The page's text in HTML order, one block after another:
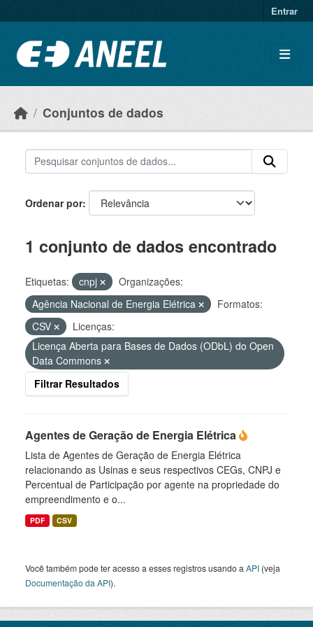
Entrar
Conjuntos de dados
Ordenar por
1 conjunto de dados encontrado
Etiquetas: cnpj
Organizações:
Agência Nacional de Energia Elétrica
Formatos:
CSV
Licenças:
Licença Aberta para Bases de Dados (ODbL) do Open
Data Commons
Filtrar Resultados
Agentes de Geração de Energia Elétrica
Lista de Agentes de Geração de Energia Elétrica
relacionando as Usinas e seus respectivos CEGs, CNPJ e
Percentual de Participação por agente na propriedade do
empreendimento e o...
PDF CSV
Você também pode ter acesso a esses registros usando a API (veja
Documentação da API).